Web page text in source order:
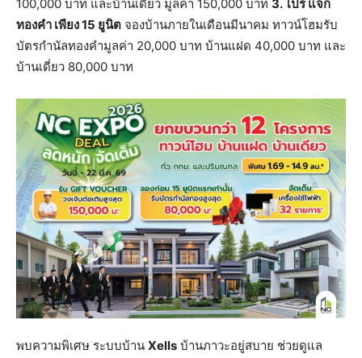
100,000 บาท และบ้านเดี่ยว มูลค่า 150,000 บาท 3. โปร แจก
ทองคำ เพียง 15 ยูนิต จองบ้านภายในเดือนมีนาคม ทาวน์โฮมรับ
บัตรกำนัลทองคำมูลค่า 20,000 บาท บ้านแฝด 40,000 บาท และ
บ้านเดี่ยว 80,000 บาท
พบความพิเศษ ระบบบ้าน Xells บ้านภาวะอยู่สบาย ช่วยดูแล